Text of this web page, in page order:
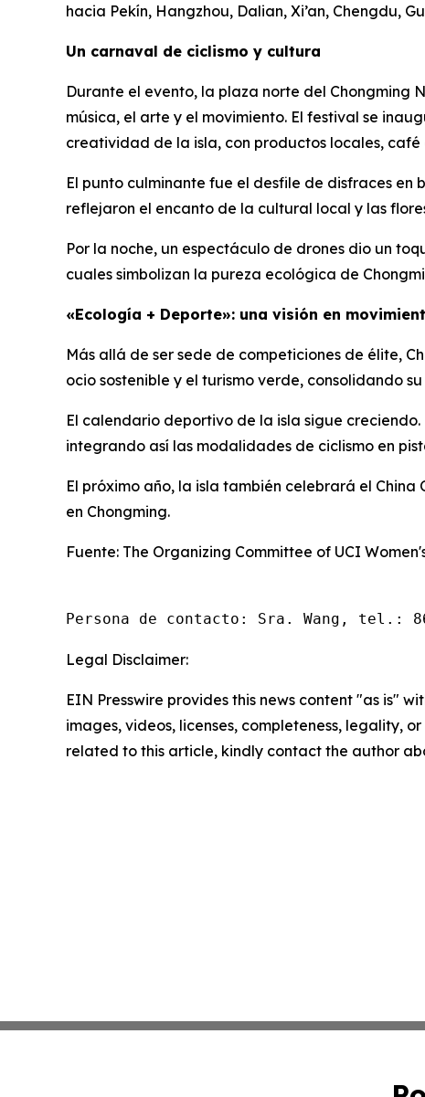
hacia Pekín, Hangzhou, Dalian, Xi’an, Chengdu,
Un carnaval de ciclismo y cultura
Durante el evento, la plaza norte del Chongming
música, el arte y el movimiento. El festival se
creatividad de la isla, con productos locales,
El punto culminante fue el desfile de disfraces
reflejaron el encanto de la cultural local y las
Por la noche, un espectáculo de drones dio un
cuales simbolizan la pureza ecológica de
«Ecología + Deporte»: una visión en
Más allá de ser sede de competiciones de élite,
ocio sostenible y el turismo verde, consolidando
El calendario deportivo de la isla sigue
integrando así las modalidades de ciclismo en
El próximo año, la isla también celebrará el
en Chongming.
Fuente: The Organizing Committee of UCI
Persona de contacto: Sra. Wang, tel.:
Legal Disclaimer:
EIN Presswire provides this news content "as is"
images, videos, licenses, completeness, legality,
related to this article, kindly contact the author